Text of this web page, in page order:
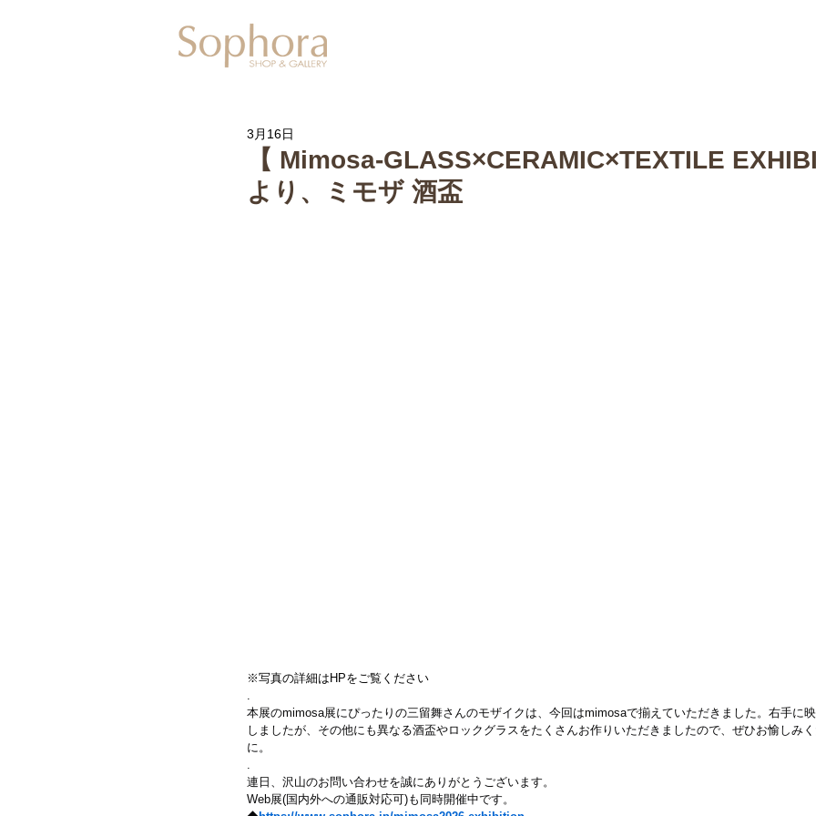
【 Mimosa-GLASS×CERAMIC×TEXTILE
より、ミモザ 酒盃
3月16日
※写真の詳細はHPをご覧ください
.
本展のmimosa展にぴったりの三留舞さんのモザイクは、今回はmimosaで揃えていただきました。右手に
しましたが、その他にも異なる酒盃やロックグラスをたくさんお作りいただきましたので、ぜひお愉しみ
に。
.
連日、沢山のお問い合わせを誠にありがとうございます。
Web展(国内外への通販対応可)も同時開催中です。